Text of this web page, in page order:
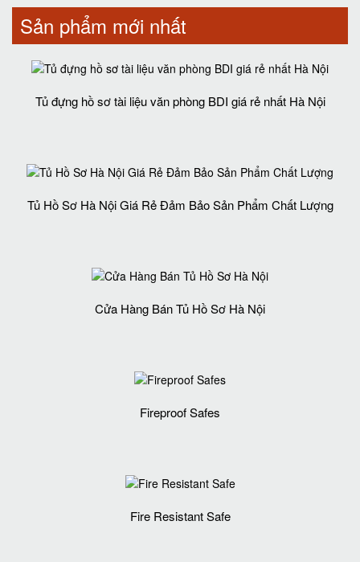
Sản phẩm mới nhất
Tủ đựng hồ sơ tài liệu văn phòng BDI giá rẻ nhất Hà Nội
Tủ Hồ Sơ Hà Nội Giá Rẻ Đảm Bảo Sản Phẩm Chất Lượng‎
Cửa Hàng Bán Tủ Hồ Sơ Hà Nội
Fireproof Safes
Fire Resistant Safe